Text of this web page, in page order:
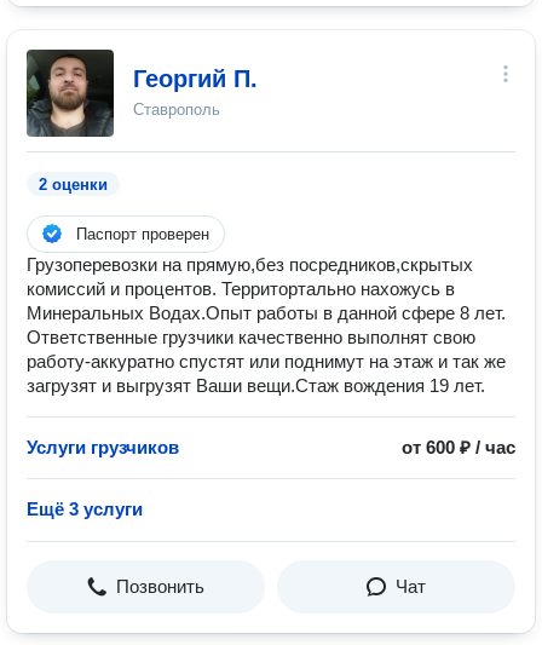
Георгий П.
Ставрополь
2 оценки
Паспорт проверен
Грузоперевозки на прямую,без посредников,скрытых
комиссий и процентов. Территортально нахожусь в
Минеральных Водах.Опыт работы в данной сфере 8 лет.
Ответственные грузчики качественно выполнят свою
работу-аккуратно спустят или поднимут на этаж и так же
загрузят и выгрузят Ваши вещи.Стаж вождения 19 лет.
Услуги грузчиков от 600 ₽ / час
Ещё 3 услуги
Позвонить Чат